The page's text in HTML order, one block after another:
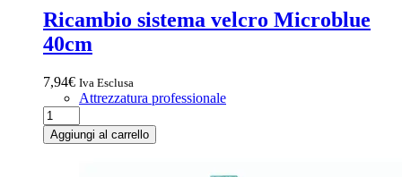
Ricambio sistema velcro Microblue
40cm
7,94€ Iva Esclusa
Attrezzatura professionale
Ricambio
sistema
velcro
Aggiungi al carrello